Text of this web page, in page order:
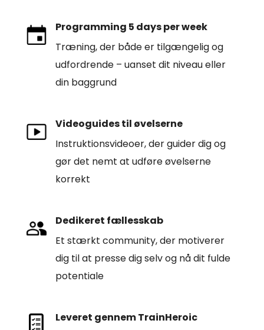
Programming 5 days per week
Træning, der både er tilgængelig og
udfordrende – uanset dit niveau eller
din baggrund
Videoguides til øvelserne
Instruktionsvideoer, der guider dig og
gør det nemt at udføre øvelserne
korrekt
Dedikeret fællesskab
Et stærkt community, der motiverer
dig til at presse dig selv og nå dit fulde
potentiale
Leveret gennem TrainHeroic